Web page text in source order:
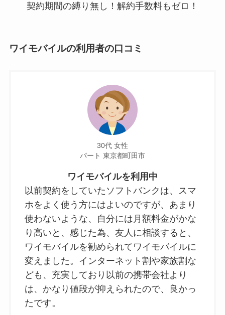
契約期間の縛り無し！解約手数料もゼロ！
ワイモバイルの利用者の口コミ
30代 女性
パート 東京都町田市
ワイモバイルを利用中
以前契約をしていたソフトバンクは、スマ
ホをよく使う方にはよいのですが、あまり
使わないような、自分には月額料金がかな
り高いと、感じた為、友人に相談すると、
ワイモバイルを勧められてワイモバイルに
変えました。インターネット割や家族割な
ども、充実しており以前の携帯会社より
は、かなり値段が抑えられたので、良かっ
たです。